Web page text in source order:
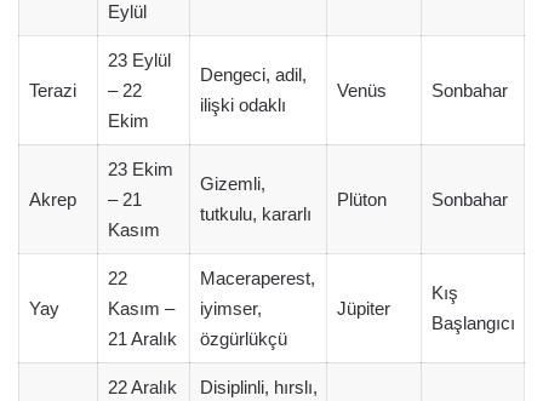
Eylül
Terazi
23 Eylül
– 22
Ekim
Dengeci, adil,
ilişki odaklı
Venüs Sonbahar
Akrep
23 Ekim
– 21
Kasım
Gizemli,
tutkulu, kararlı
Plüton Sonbahar
Yay
22
Kasım –
21 Aralık
Maceraperest,
iyimser,
özgürlükçü
Jüpiter
Kış
Başlangıcı
22 Aralık
Disiplinli, hırslı,